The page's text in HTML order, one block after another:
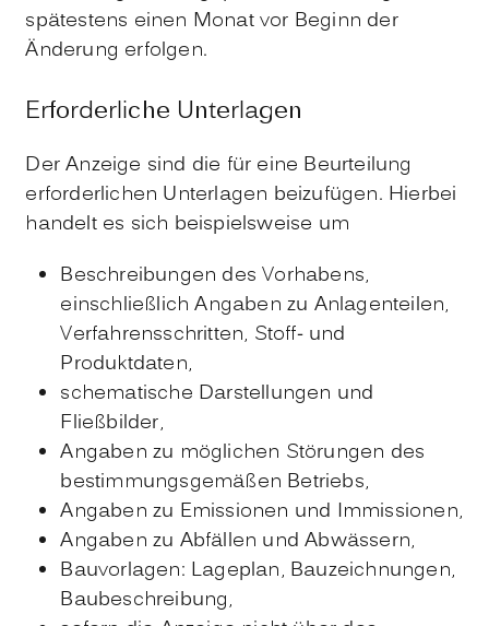
spätestens einen Monat vor Beginn der
Änderung erfolgen.
Erforderliche Unterlagen
Der Anzeige sind die für eine Beurteilung
erforderlichen Unterlagen beizufügen. Hierbei
handelt es sich beispielsweise um
Beschreibungen des Vorhabens,
einschließlich Angaben zu Anlagenteilen,
Verfahrensschritten, Stoff- und
Produktdaten,
schematische Darstellungen und
Fließbilder,
Angaben zu möglichen Störungen des
bestimmungsgemäßen Betriebs,
Angaben zu Emissionen und Immissionen,
Angaben zu Abfällen und Abwässern,
Bauvorlagen: Lageplan, Bauzeichnungen,
Baubeschreibung,